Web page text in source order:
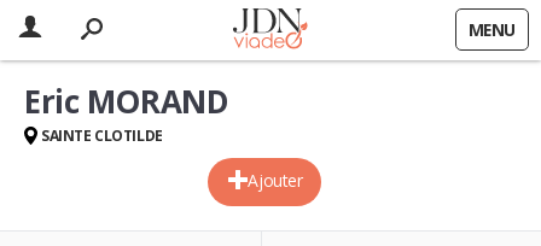
MENU
Ajouter
Eric MORAND
SAINTE CLOTILDE